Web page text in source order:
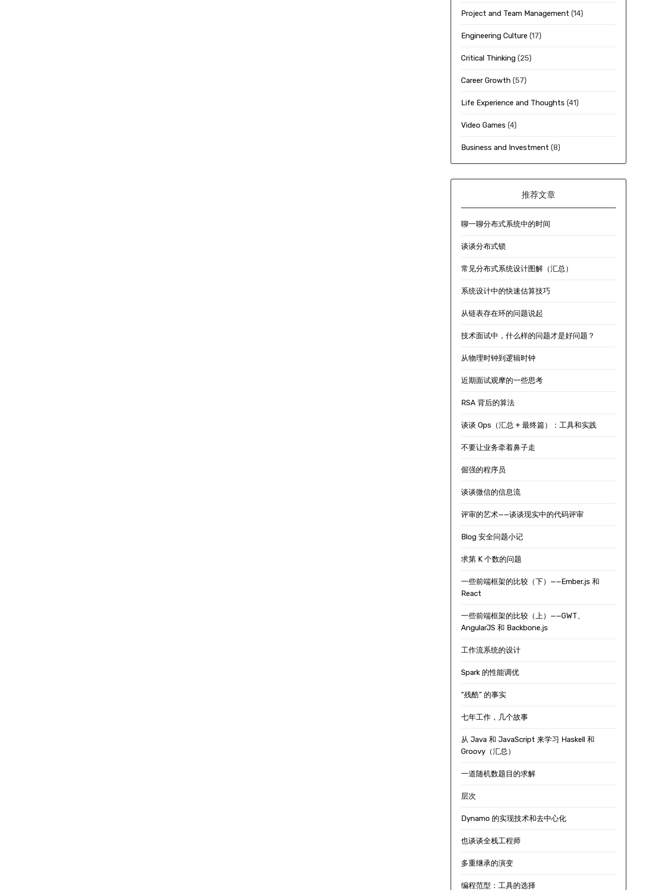
Project and Team Management (14)
Engineering Culture (17)
Critical Thinking(25)
Career Growth(57)
Life Experience and Thoughts (41)
Video Games (4)
Business and Investment (8)
推荐文章
聊一聊分布式系统中的时间
谈谈分布式锁
常见分布式系统设计图解（汇总）
系统设计中的快速估算技巧
从链表存在环的问题说起
技术面试中，什么样的问题才是好问题？
从物理时钟到逻辑时钟
近期面试观摩的一些思考
RSA 背后的算法
谈谈 Ops（汇总 + 最终篇）：工具和实践
不要让业务牵着鼻子走
倔强的程序员
谈谈微信的信息流
评审的艺术——谈谈现实中的代码评审
Blog 安全问题小记
求第 K 个数的问题
一些前端框架的比较（下）——Ember.js 和
React
一些前端框架的比较（上）——GWT、
AngularJS 和 Backbone.js
工作流系统的设计
Spark 的性能调优
“残酷” 的事实
七年工作，几个故事
从 Java 和 JavaScript 来学习 Haskell 和
Groovy（汇总）
一道随机数题目的求解
层次
Dynamo 的实现技术和去中心化
也谈谈全栈工程师
多重继承的演变
编程范型：工具的选择